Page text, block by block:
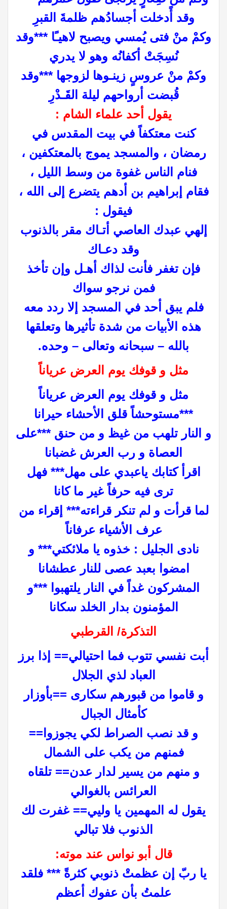
وقد أًدخلت أجسادُهم ظلمةَ القبرِ
وكمْ منْ فتى يُمسي ويصبح لاهيـًا ***وقد
نُسِجَتْ أكفانُه وهو لا يدري
وكمْ منْ عروسٍ زينـوها لزوجها ***وقد
قُبضت أرواحهم ليلة القَـدْرِ
يقول أحد علماء الشام :
كنت معتكفاً في بيت المقدس في
رمضان ، والمسجد يموج بالمعتكفين ،
فنام الناس غفوة من وسط الليل ،
فقام إبراهيم بن أدهم يتضرع إلى الله ،
فيقول :
إلهي عبدك العاصي أتـاك مقر بالذنوب
وقد دعـاك
فإن تغفر فأنت لذاك أهـل وإن تأخذ
فمن نرجو سواك
فلم يبق أحد في المسجد إلا ردد معه
هذه الأبيات من شدة تأثيرها وتعلقها
بالله – سبحانه وتعالى – وحده.
مثل و قوفك يوم العرض عرياناً
مثل و قوفك يوم العرض عرياناً
***مستوحشاً قلق الأحشاء حيرانا
و النار تلهب من غيظ و من حنق ***على
العصاة و رب العرش غضبانا
اقرأ كتابك ياعبدي على مهل*** فهل
ترى فيه حرفاً غير ما كانا
لما قرأت و لم تنكر قراءته*** إقراء من
عرف الأشياء عرفاناً
نادى الجليل : خذوه يا ملائكتي*** و
امضوا بعبد عصى للنار عطشانا
المشركون غداً في النار يلتهبوا ***و
المؤمنون بدار الخلد سكانا
التذكرة/ القرطبي
أبت نفسي تتوب فما احتيالي== إذا برز
العباد لذي الجلال
و قاموا من قبورهم سكارى ==بأوزار
كأمثال الجبال
و قد نصب الصراط لكي يجوزوا==
فمنهم من يكب على الشمال
و منهم من يسير لدار عدن== تلقاه
العرائس بالغوالي
يقول له المهمين يا وليي== غفرت لك
الذنوب فلا تبالي
قال أبو نواس عند موته:
يا ربّ إن عظمتْ ذنوبي كثرةً *** فلقد
علمتُ بأن عفوك أعظم